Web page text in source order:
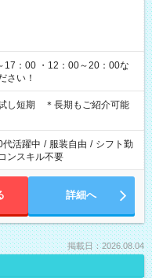
：00 ・12：00～20：00な
さい！
し短期 ＊長期もご紹介可能
代活躍中 / 服装自由 / シフト勤
ンスキル不要
詳細へ
掲載日：2026.08.04